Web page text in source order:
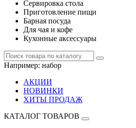
Сервировка стола
Приготовление пищи
Барная посуда
Для чая и кофе
Кухонные аксессуары
Например: набор
АКЦИИ
НОВИНКИ
ХИТЫ ПРОДАЖ
КАТАЛОГ ТОВАРОВ